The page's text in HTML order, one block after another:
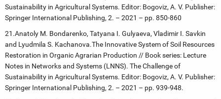
Sustainability in Agricultural Systems. Editor: Bogoviz, A. V. Publisher:
Springer International Publishing, 2. – 2021 – pp. 850-860
21.Anatoly M. Bondarenko, Tatyana I. Gulyaeva, Vladimir I. Savkin
and Lyudmila S. Kachanova.The Innovative System of Soil Resources
Restoration in Organic Agrarian Production // Book series: Lecture
Notes in Networks and Systems (LNNS). The Challenge of
Sustainability in Agricultural Systems. Editor: Bogoviz, A. V. Publisher:
Springer International Publishing, 2. – 2021 – pp. 939-948.